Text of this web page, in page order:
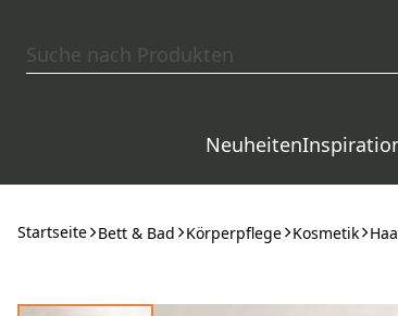
Neuheiten
Startseite Bett & Bad Körperpflege Kosmetik